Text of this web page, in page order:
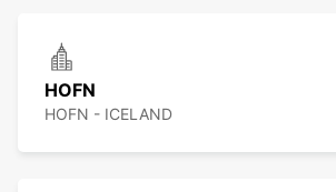
HOFN
HOFN - ICELAND